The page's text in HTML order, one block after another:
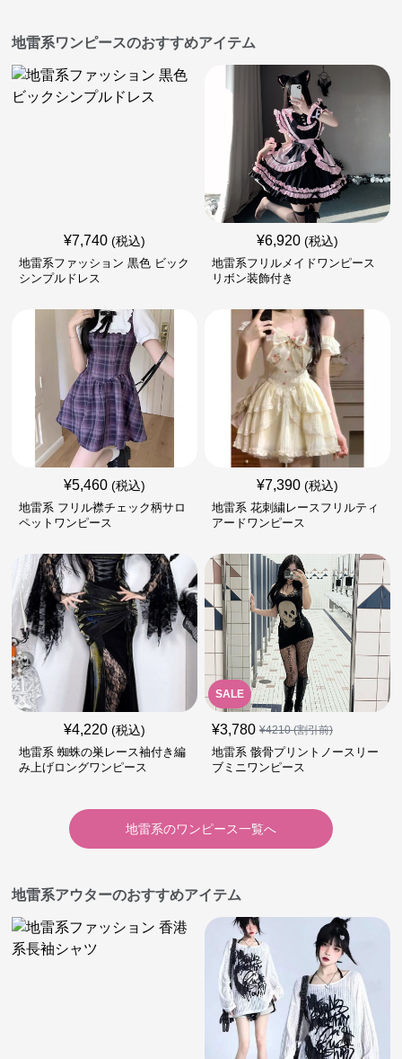
地雷系ワンピースのおすすめアイテム
¥7,740 (税込)
地雷系ファッション 黒色 ビック
シンプルドレス
¥6,920 (税込)
地雷系フリルメイドワンピース
リボン装飾付き
¥5,460 (税込)
地雷系 フリル襟チェック柄サロ
ペットワンピース
¥7,390 (税込)
地雷系 花刺繍レースフリルティ
アードワンピース
¥4,220 (税込)
地雷系 蜘蛛の巣レース袖付き編
み上げロングワンピース
SALE
¥3,780 ¥4210(割引前)
地雷系 骸骨プリントノースリー
ブミニワンピース
地雷系のワンピース一覧へ
地雷系アウターのおすすめアイテム